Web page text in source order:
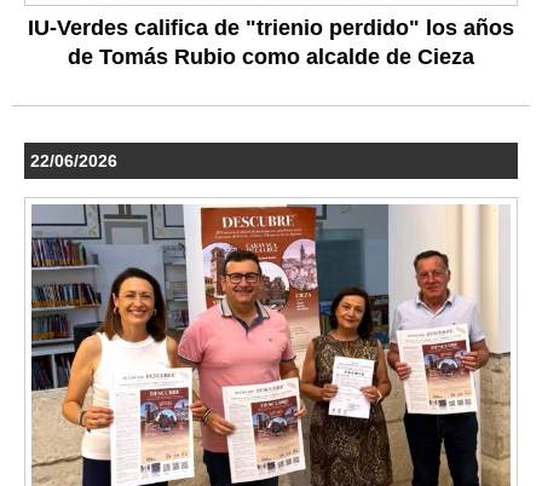
IU-Verdes califica de "trienio perdido" los años
de Tomás Rubio como alcalde de Cieza
22/06/2026